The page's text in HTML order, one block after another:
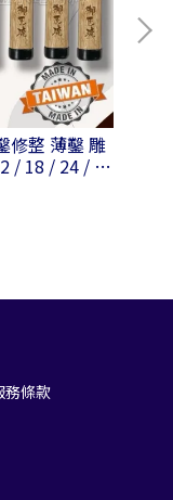
修整 薄鑿 雕
/ 18 / 24 / 30
務條款